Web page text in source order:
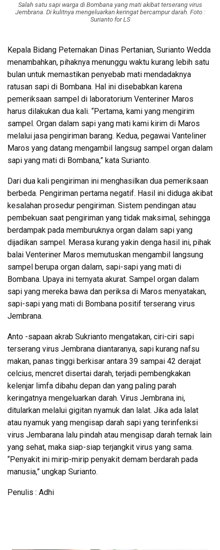
Salah satu sapi warga di Bombana yang mati akibat terserang virus
Jembrana. Di kulitnya mengeluarkan keringat bercampur darah. Foto :
Surianto for LS
Kepala Bidang Peternakan Dinas Pertanian, Surianto Wedda
menambahkan, pihaknya menunggu waktu kurang lebih satu
bulan untuk memastikan penyebab mati mendadaknya
ratusan sapi di Bombana. Hal ini disebabkan karena
pemeriksaan sampel di laboratorium Venteriner Maros
harus dilakukan dua kali. “Pertama, kami yang mengirim
sampel. Organ dalam sapi yang mati kami kirim di Maros
melalui jasa pengiriman barang. Kedua, pegawai Vanteliner
Maros yang datang mengambil langsug sampel organ dalam
sapi yang mati di Bombana,” kata Surianto.
Dari dua kali pengiriman ini menghasilkan dua pemeriksaan
berbeda. Pengiriman pertama negatif. Hasil ini diduga akibat
kesalahan prosedur pengiriman. Sistem pendingan atau
pembekuan saat pengiriman yang tidak maksimal, sehingga
berdampak pada memburuknya organ dalam sapi yang
dijadikan sampel. Merasa kurang yakin denga hasil ini, pihak
balai Venteriner Maros memutuskan mengambil langsung
sampel berupa organ dalam, sapi-sapi yang mati di
Bombana. Upaya ini ternyata akurat. Sampel organ dalam
sapi yang mereka bawa dan periksa di Maros menyatakan,
sapi-sapi yang mati di Bombana positif terserang virus
Jembrana.
Anto -sapaan akrab Sukrianto mengatakan, ciri-ciri sapi
terserang virus Jembrana diantaranya, sapi kurang nafsu
makan, panas tinggi berkisar antara 39 sampai 42 derajat
celcius, mencret disertai darah, terjadi pembengkakan
kelenjar limfa dibahu depan dan yang paling parah
keringatnya mengeluarkan darah. Virus Jembrana ini,
ditularkan melalui gigitan nyamuk dan lalat. Jika ada lalat
atau nyamuk yang mengisap darah sapi yang terinfenksi
virus Jembarana lalu pindah atau mengisap darah ternak lain
yang sehat, maka siap-siap terjangkit virus yang sama.
“Penyakit ini mirip-mirip penyakit demam berdarah pada
manusia,” ungkap Surianto.
Penulis : Adhi